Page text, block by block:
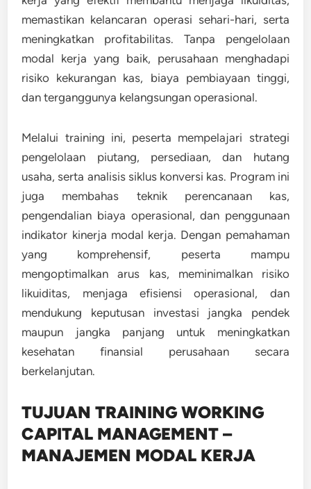
memastikan kelancaran operasi sehari-hari, serta
meningkatkan profitabilitas. Tanpa pengelolaan
modal kerja yang baik, perusahaan menghadapi
risiko kekurangan kas, biaya pembiayaan tinggi,
dan terganggunya kelangsungan operasional.
Melalui training ini, peserta mempelajari strategi
pengelolaan piutang, persediaan, dan hutang
usaha, serta analisis siklus konversi kas. Program ini
juga membahas teknik perencanaan kas,
pengendalian biaya operasional, dan penggunaan
indikator kinerja modal kerja. Dengan pemahaman
yang komprehensif, peserta mampu
mengoptimalkan arus kas, meminimalkan risiko
likuiditas, menjaga efisiensi operasional, dan
mendukung keputusan investasi jangka pendek
maupun jangka panjang untuk meningkatkan
kesehatan finansial perusahaan secara
berkelanjutan.
TUJUAN TRAINING WORKING
CAPITAL MANAGEMENT –
MANAJEMEN MODAL KERJA